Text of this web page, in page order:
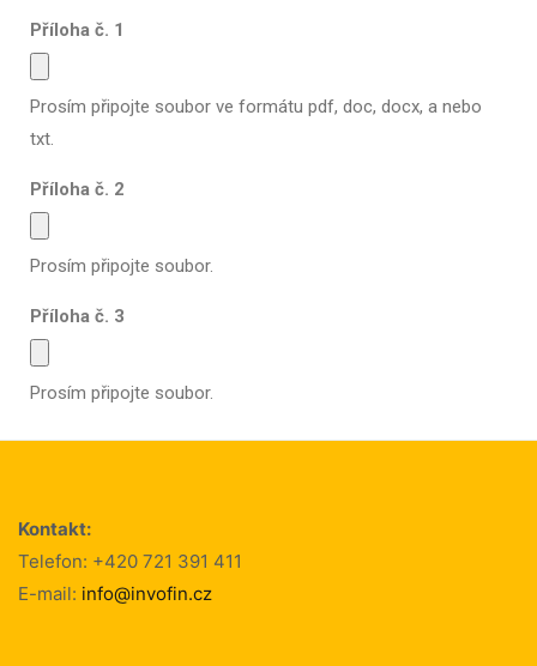
Příloha č. 1
Prosím připojte soubor ve formátu pdf, doc, docx, a nebo
txt.
Příloha č. 2
Prosím připojte soubor.
Příloha č. 3
Prosím připojte soubor.
Alternative:
Kontakt:
Telefon: +420 721 391 411
E-mail: info@invofin.cz